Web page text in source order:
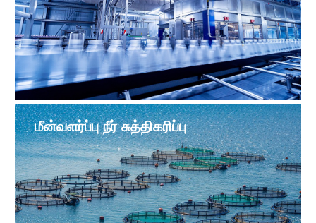
மீன்வளர்ப்பு நீர் சுத்திகரிப்பு